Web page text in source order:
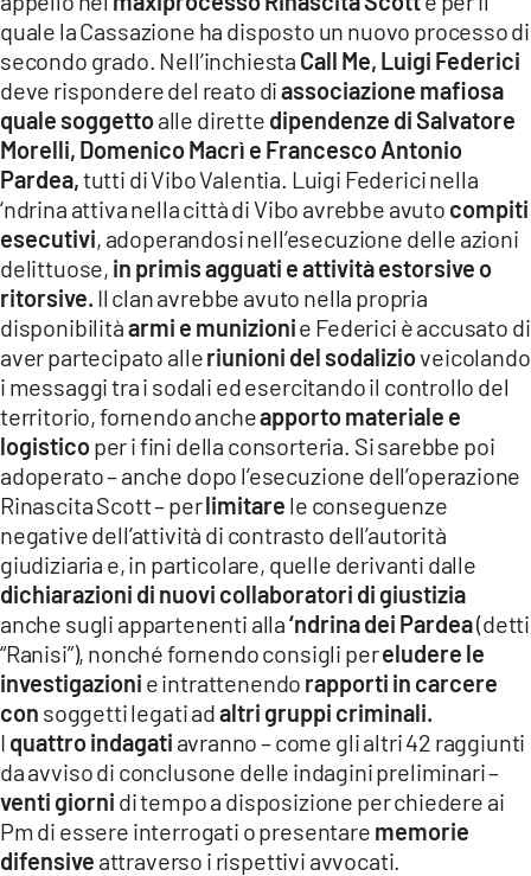
quale la Cassazione ha disposto un nuovo processo di
secondo grado. Nell’inchiesta Call Me, Luigi Federici
deve rispondere del reato diassociazione mafiosa
quale soggettoalle dirette dipendenze di Salvatore
Morelli, Domenico Macrì e Francesco Antonio
Pardea,tutti di Vibo Valentia. Luigi Federici nella
‘ndrina attiva nella città di Vibo avrebbe avuto compiti
esecutivi, adoperandosi nell’esecuzione delle azioni
delittuose, in primis agguati e attività estorsive o
ritorsive. Il clan avrebbe avuto nella propria
disponibilitàarmi e munizionie Federici è accusato di
aver partecipato alleriunioni del sodalizioveicolando
i messaggi tra i sodali ed esercitando il controllo del
territorio, fornendo ancheapporto materiale e
logisticoper i fini della consorteria. Si sarebbe poi
adoperato – anche dopo l’esecuzione dell’operazione
Rinascita Scott – perlimitare le conseguenze
negative dell’attività di contrasto dell’autorità
giudiziaria e, in particolare, quelle derivanti dalle
dichiarazioni di nuovi collaboratori di giustizia
anche sugli appartenenti alla‘ndrina dei Pardea(detti
“Ranisi”), nonché fornendo consigli pereludere le
investigazioni e intrattenendo rapporti in carcere
con soggetti legati adaltri gruppi criminali.
I quattro indagati avranno – come gli altri 42 raggiunti
da avviso di conclusone delle indagini preliminari –
venti giorni di tempo a disposizione per chiedere ai
Pm di essere interrogati o presentare memorie
difensive attraverso i rispettivi avvocati.